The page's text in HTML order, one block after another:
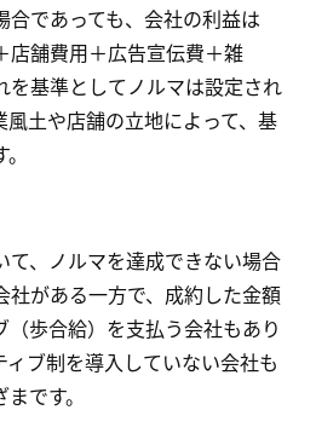
合であっても、会社の利益は
店舗費用＋広告宣伝費＋雑
を基準としてノルマは設定され
風土や店舗の立地によって、基
て、ノルマを達成できない場合
社がある一方で、成約した金額
（歩合給）を支払う会社もあり
ィブ制を導入していない会社も
です。